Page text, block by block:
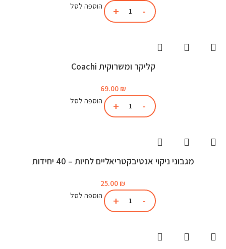
הוספה לסל
קליקר ומשרוקית Coachi
69.00 ₪
הוספה לסל
מגבוני ניקוי אנטיבקטריאליים לחיות – 40 יחידות
25.00 ₪
הוספה לסל